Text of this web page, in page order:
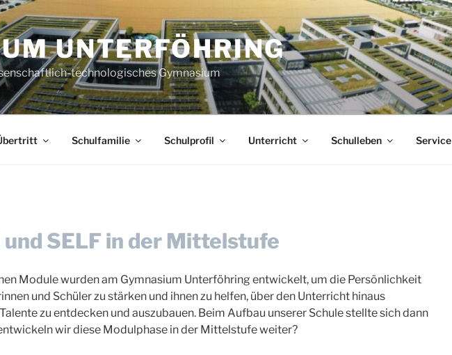
UNTERFÖHRING
technologisches Gymnasium
Schulfamilie Schulprofil Unterricht Schulleben Service
SELF in der Mittelstufe
Module wurden am Gymnasium Unterföhring entwickelt, um die Persönlichkeit
und Schüler zu stärken und ihnen zu helfen, über den Unterricht hinaus
zu entdecken und auszubauen. Beim Aufbau unserer Schule stellte sich dann
wir diese Modulphase in der Mittelstufe weiter?